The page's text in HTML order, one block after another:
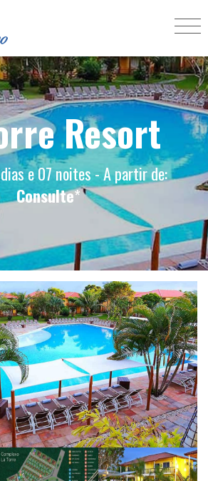
Resort
e 07 noites - A partir de:
Consulte*